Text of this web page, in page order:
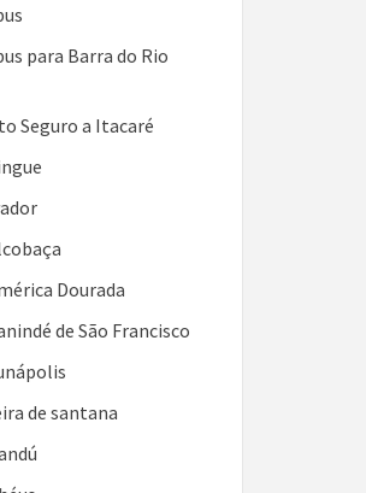
para Barra do Rio
Seguro a Itacaré
Dourada
de São Francisco
de santana